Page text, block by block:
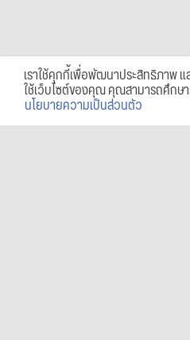
เราใช้คุกกี้เพื่อพัฒนาประสิทธิภาพ
ใช้เว็บไซต์ของคุณ คุณสามารถศึกษ
นโยบายความเป็นส่วนตัว